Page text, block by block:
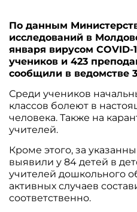
По данным
исследований в
января вирусом COVID-
учеников и 423
сообщили в ведомстве
Среди учеников
классов болеют в
человека. Также на
учителей.
Кроме этого, за
выявили у 84 детей в
учителей дошкольного
активных случаев
соответственно.